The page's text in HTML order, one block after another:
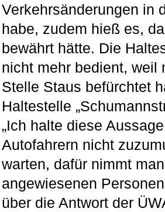
Verkehrsänderungen in
habe, zudem hieß es,
bewährt hätte. Die
nicht mehr bedient, weil
Stelle Staus befürchtet
Haltestelle
„Ich halte diese
Autofahrern nicht
warten, dafür nimmt
angewiesenen
über die Antwort der